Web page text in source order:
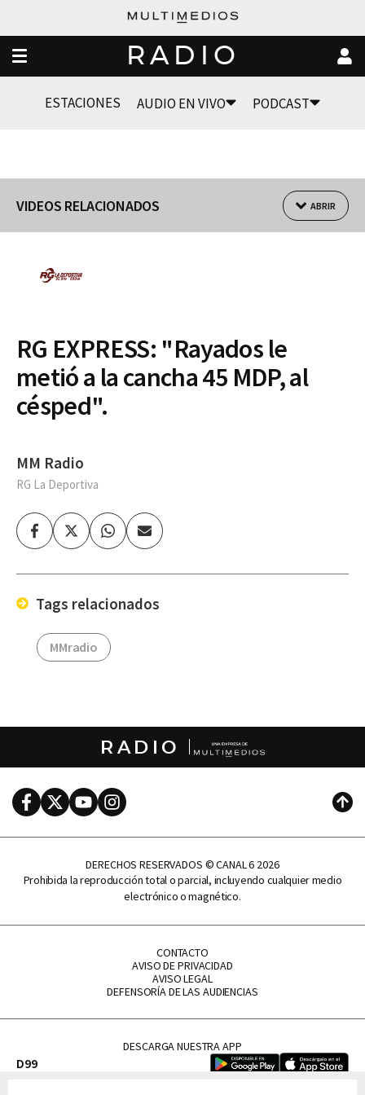
RADIO
ESTACIONES AUDIO EN VIVO PODCAST
VIDEOS RELACIONADOS ABRIR
RG EXPRESS: "Rayados le
metió a la cancha 45 MDP, al
césped".
MM Radio
RG La Deportiva
FacebookTwitterWhatsapp
Enviar
por
Tags relacionados
MMradio
RADIO
FacebookTwitterYoutubeInstagram
DERECHOS RESERVADOS © CANAL 6 2026
Prohibida la reproducción total o parcial, incluyendo cualquier medio
electrónico o magnético.
CONTACTO
AVISO DE PRIVACIDAD
AVISO LEGAL
DEFENSORÍA DE LAS AUDIENCIAS
DESCARGA NUESTRA APP
D99